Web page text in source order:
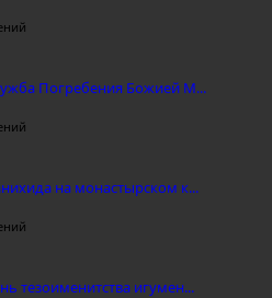
Погребения Божией М...
на монастырском к...
тезоименитства игумен...